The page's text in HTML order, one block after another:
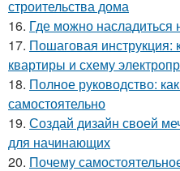
строительства дома
16. Где можно
17. Пошаговая инструкция:
квартиры и схему
18. Полное руководство:
самостоятельно
19. Создай дизайн своей
для начинающих
20. Почему